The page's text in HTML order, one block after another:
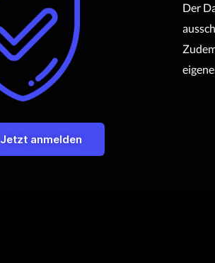
Der
Jetzt anmelden